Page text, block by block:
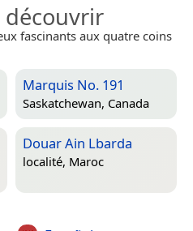
découvrir
fascinants aux quatre coins
Marquis No. 191
Saskatchewan, Canada
Douar Ain Lbarda
localité, Maroc